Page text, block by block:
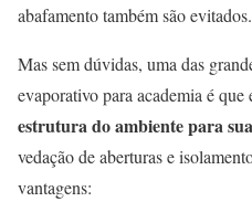
abafamento também são evitados.
Mas sem dúvidas, uma das
evaporativo para academia é que
estrutura do ambiente para
vedação de aberturas e
vantagens: